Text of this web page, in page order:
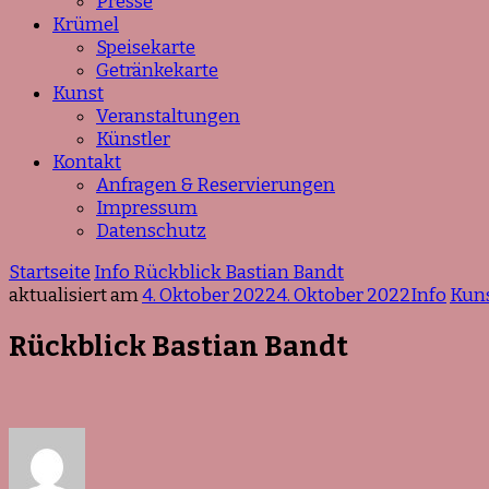
Krümel
Speisekarte
Getränkekarte
Kunst
Veranstaltungen
Künstler
Kontakt
Anfragen & Reservierungen
Impressum
Datenschutz
Startseite Info Rückblick Bastian Bandt
aktualisiert am4. Oktober 20224. Oktober 2022Info
Rückblick Bastian Bandt